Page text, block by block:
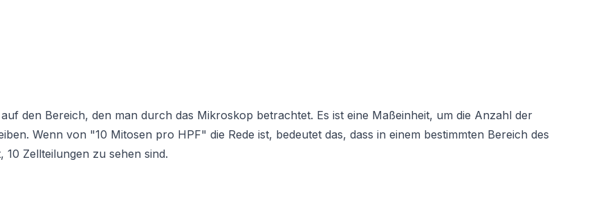
den Bereich, den man durch das Mikroskop betrachtet. Es ist eine Maßeinheit, um die Anzahl der
Wenn von "10 Mitosen pro HPF" die Rede ist, bedeutet das, dass in einem bestimmten Bereich des
Zellteilungen zu sehen sind.